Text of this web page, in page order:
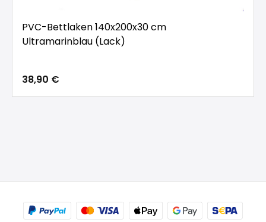
PVC-Bettlaken 140x200x30 cm
Ultramarinblau (Lack)
38,90 €